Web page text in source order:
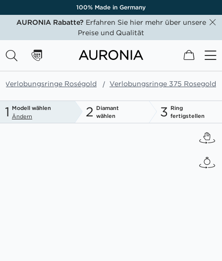
100% Made in Germany
AURONIA Rabatte? Erfahren Sie hier mehr über unsere
Preise und Qualität
Mein
Verlobungsringe Roségold Verlobungsringe 375 Rosegold
1 Modell wählen
Ändern
2 Diamant
wählen
3 Ring
fertigstellen